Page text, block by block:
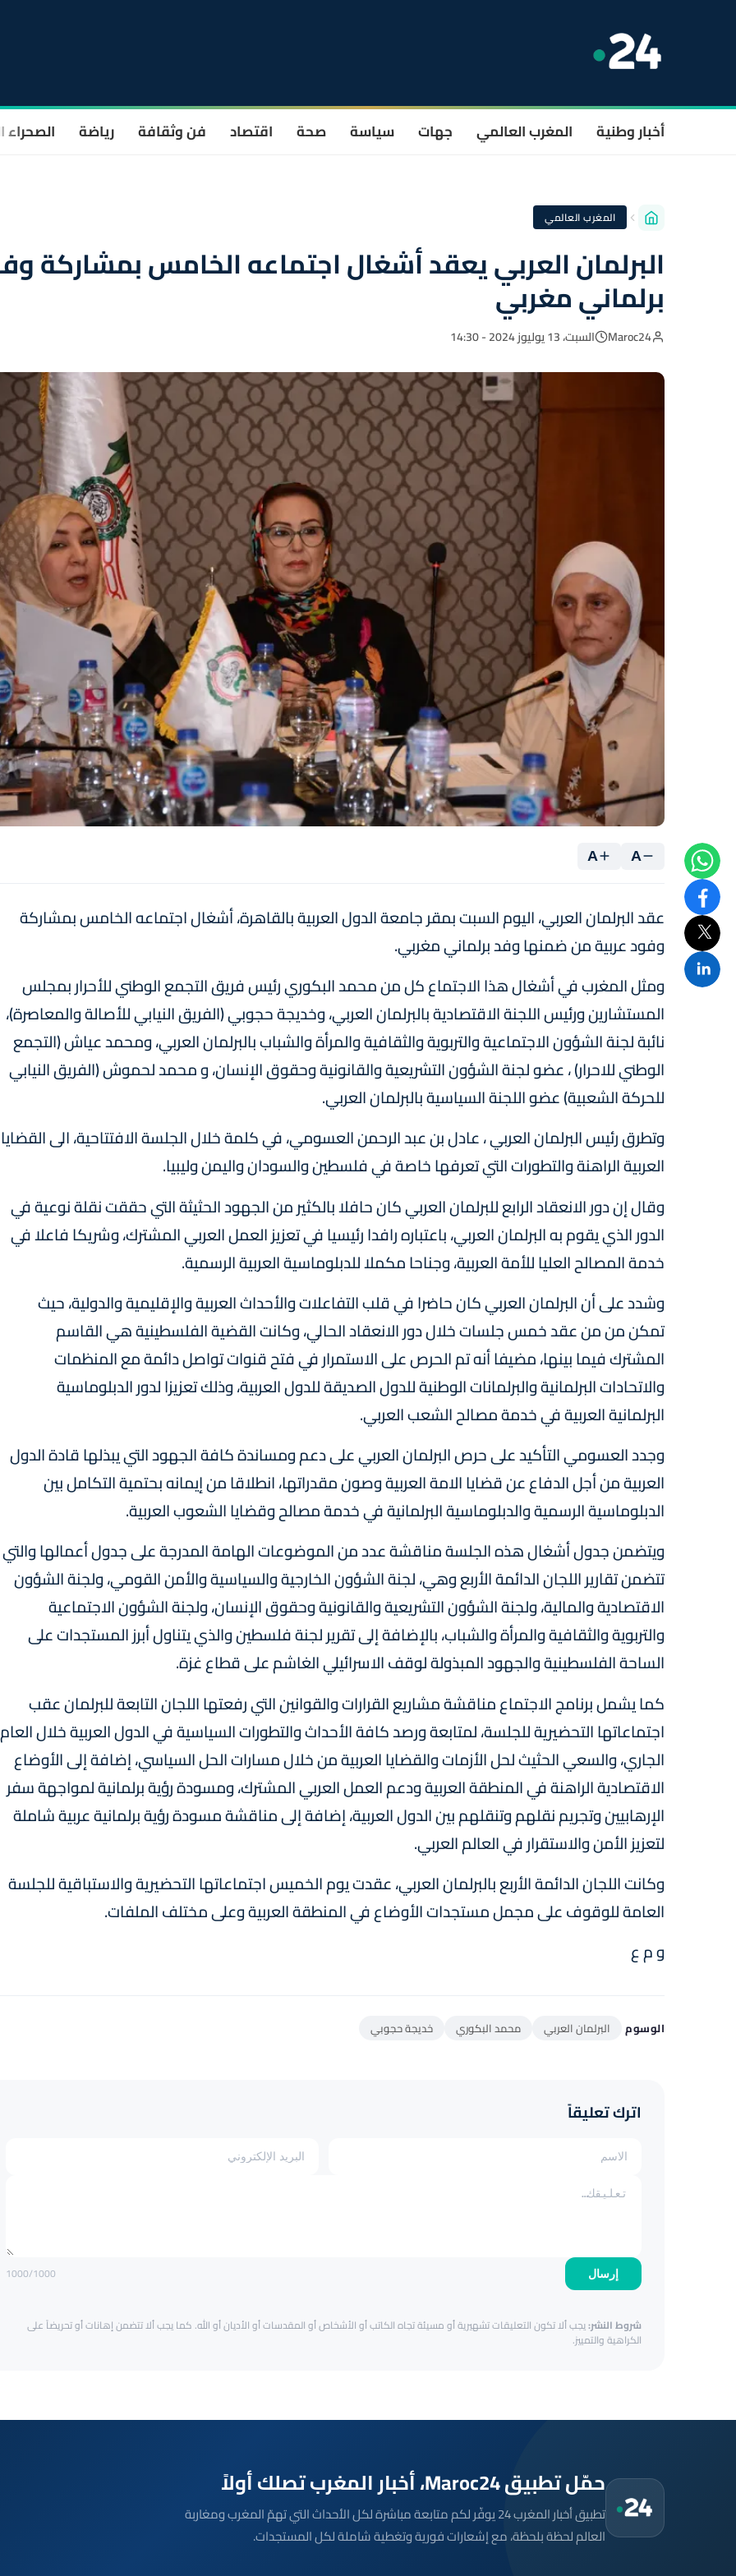
أخبار وطنية المغرب العالمي جهات سياسة صحة اقتصاد فن وثقافة رياضة الصحراء
المغرب العالمي
البرلمان العربي يعقد أشغال اجتماعه الخامس بمشاركة
برلماني مغربي
Maroc24 السبت، 13 يوليوز 2024 - 14:30
A
A
عقد البرلمان العربي، اليوم السبت بمقر جامعة الدول العربية بالقاهرة، أشغال اجتماعه الخامس بمشاركة
وفود عربية من ضمنها وفد برلماني مغربي.
ومثل المغرب في أشغال هذا الاجتماع كل من محمد البكوري رئيس فريق التجمع الوطني للأحرار بمجلس
المستشارين ورئيس اللجنة الاقتصادية بالبرلمان العربي، وخديجة حجوبي (الفريق النيابي للأصالة والمعاصرة)،
نائبة لجنة الشؤون الاجتماعية والتربوية والثقافية والمرأة والشباب بالبرلمان العربي، ومحمد عياش (التجمع
الوطني للاحرار) ، عضو لجنة الشؤون التشريعية والقانونية وحقوق الإنسان، و محمد لحموش (الفريق النيابي
للحركة الشعبية) عضو اللجنة السياسية بالبرلمان العربي.
وتطرق رئيس البرلمان العربي ، عادل بن عبد الرحمن العسومي، في كلمة خلال الجلسة الافتتاحية، الى القضايا
العربية الراهنة والتطورات التي تعرفها خاصة في فلسطين والسودان واليمن وليبيا.
وقال إن دور الانعقاد الرابع للبرلمان العربي كان حافلا بالكثير من الجهود الحثيثة التي حققت نقلة نوعية في
الدور الذي يقوم به البرلمان العربي، باعتباره رافدا رئيسيا في تعزيز العمل العربي المشترك، وشريكا فاعلا في
خدمة المصالح العليا للأمة العربية، وجناحا مكملا للدبلوماسية العربية الرسمية.
وشدد على أن البرلمان العربي كان حاضرا في قلب التفاعلات والأحداث العربية والإقليمية والدولية، حيث
تمكن من من عقد خمس جلسات خلال دور الانعقاد الحالي، وكانت القضية الفلسطينية هي القاسم
المشترك فيما بينها، مضيفا أنه تم الحرص على الاستمرار في فتح قنوات تواصل دائمة مع المنظمات
والاتحادات البرلمانية والبرلمانات الوطنية للدول الصديقة للدول العربية، وذلك تعزيزا لدور الدبلوماسية
البرلمانية العربية في خدمة مصالح الشعب العربي.
وجدد العسومي التأكيد على حرص البرلمان العربي على دعم ومساندة كافة الجهود التي يبذلها قادة الدول
العربية من أجل الدفاع عن قضايا الامة العربية وصون مقدراتها، انطلاقا من إيمانه بحتمية التكامل بين
الدبلوماسية الرسمية والدبلوماسية البرلمانية في خدمة مصالح وقضايا الشعوب العربية.
ويتضمن جدول أشغال هذه الجلسة مناقشة عدد من الموضوعات الهامة المدرجة على جدول أعمالها والتي
تتضمن تقارير اللجان الدائمة الأربع وهي، لجنة الشؤون الخارجية والسياسية والأمن القومي، ولجنة الشؤون
الاقتصادية والمالية، ولجنة الشؤون التشريعية والقانونية وحقوق الإنسان، ولجنة الشؤون الاجتماعية
والتربوية والثقافية والمرأة والشباب، بالإضافة إلى تقرير لجنة فلسطين والذي يتناول أبرز المستجدات على
الساحة الفلسطينية والجهود المبذولة لوقف الاسرائيلي الغاشم على قطاع غزة.
كما يشمل برنامج الاجتماع مناقشة مشاريع القرارات والقوانين التي رفعتها اللجان التابعة للبرلمان عقب
اجتماعاتها التحضيرية للجلسة، لمتابعة ورصد كافة الأحداث والتطورات السياسية في الدول العربية خلال العام
الجاري، والسعي الحثيث لحل الأزمات والقضايا العربية من خلال مسارات الحل السياسي، إضافة إلى الأوضاع
الاقتصادية الراهنة في المنطقة العربية ودعم العمل العربي المشترك، ومسودة رؤية برلمانية لمواجهة سفر
الإرهابيين وتجريم نقلهم وتنقلهم بين الدول العربية، إضافة إلى مناقشة مسودة رؤية برلمانية عربية شاملة
لتعزيز الأمن والاستقرار في العالم العربي.
وكانت اللجان الدائمة الأربع بالبرلمان العربي، عقدت يوم الخميس اجتماعاتها التحضيرية والاستباقية للجلسة
العامة للوقوف على مجمل مستجدات الأوضاع في المنطقة العربية وعلى مختلف الملفات.
و م ع
الوسوم البرلمان العربي محمد البكوري خديجة حجوبي
اترك تعليقاً
إرسال 1000/1000
شروط النشر:يجب ألا تكون التعليقات تشهيرية أو مسيئة تجاه الكاتب أو الأشخاص أو المقدسات أو الأديان أو الله. كما يجب ألا تتضمن إهانات أو تحريضاً على
الكراهية والتمييز.
حمّل تطبيق Maroc24، أخبار المغرب تصلك أولاً
تطبيق أخبار المغرب 24 يوفّر لكم متابعة مباشرة لكل الأحداث التي تهمّ المغرب ومغاربة
العالم لحظة بلحظة، مع إشعارات فورية وتغطية شاملة لكل المستجدات.